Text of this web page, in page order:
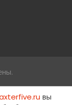
вы